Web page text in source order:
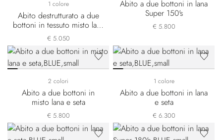
1 colore
Abito destrutturato a due
bottoni in tessuto misto lana
e lino
€ 5.050
Abito a due bottoni in lana
Super 150's
€ 5.800
2 colori
Abito a due bottoni in
misto lana e seta
€ 5.800
1 colore
Abito a due bottoni in lana
e seta
€ 6.300